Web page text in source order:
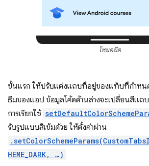
โหมดมืด
ขั้นแรก ให้ปรับแต่งแถบที่อยู่ของแท็บที่กำหน
ธีมของแอป ข้อมูลโค้ดด้านล่างจะเปลี่ยนสีแถบ
การเรียกใช้
รับรูปแบบสีเข้มด้วย ให้ตั้งค่าผ่าน
HEME_DARK, …)